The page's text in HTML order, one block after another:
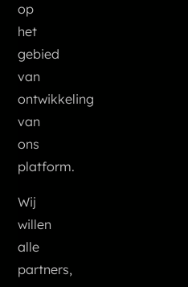
op
het
gebied
van
ontwikkeling
van
ons
platform.
Wij
willen
alle
partners,